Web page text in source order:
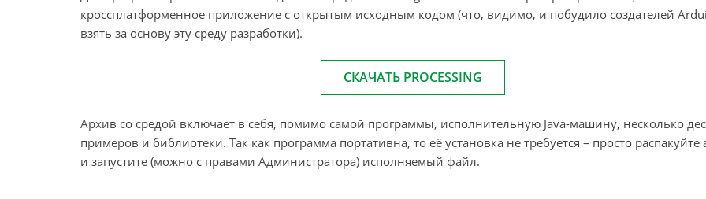
кроссплатформенное приложение с открытым исходным кодом (что, видимо, и побудило создателей
взять за основу эту среду разработки).
СКАЧАТЬ PROCESSING
Архив со средой включает в себя, помимо самой программы, исполнительную Java-машину, несколько
примеров и библиотеки. Так как программа портативна, то её установка не требуется – просто распакуйте
и запустите (можно с правами Администратора) исполняемый файл.